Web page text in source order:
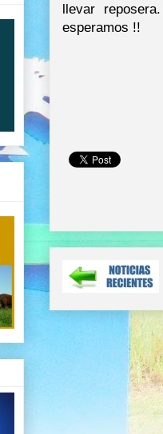
llevar
esperamos !!